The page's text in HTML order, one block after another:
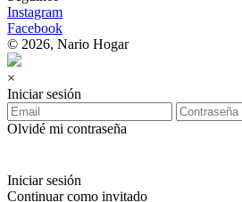
Instagram
Facebook
© 2026, Nario Hogar
×
Iniciar sesión
Olvidé mi contraseña
Iniciar sesión
Continuar como invitado